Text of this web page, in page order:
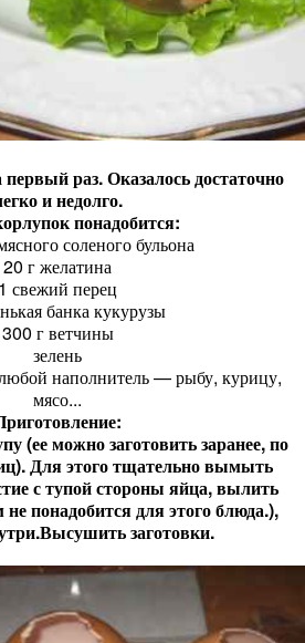
раз. Оказалось достаточно
и недолго.
понадобится:
соленого бульона
20 г желатина
1 свежий перец
банка кукурузы
300 г ветчины
зелень
наполнитель — рыбу, курицу,
мясо...
(ее можно заготовить заранее, по
Для этого тщательно вымыть
с тупой стороны яйца, вылить
понадобится для этого блюда.),
заготовки.